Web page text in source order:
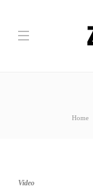
Home
Video